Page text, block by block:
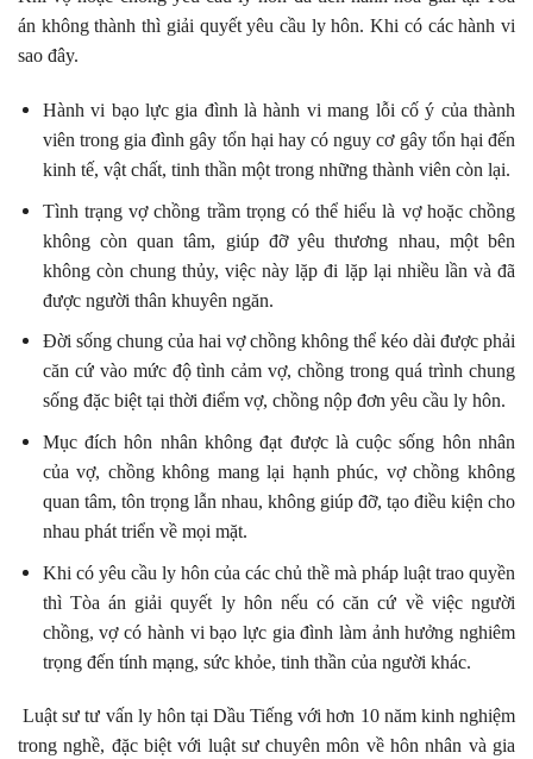
án không thành thì giải quyết yêu cầu ly hôn. Khi có các hành vi
sao đây.
Hành vi bạo lực gia đình là hành vi mang lỗi cố ý của thành
viên trong gia đình gây tổn hại hay có nguy cơ gây tổn hại đến
kinh tế, vật chất, tinh thần một trong những thành viên còn lại.
Tình trạng vợ chồng trầm trọng có thể hiểu là vợ hoặc chồng
không còn quan tâm, giúp đỡ yêu thương nhau, một bên
không còn chung thủy, việc này lặp đi lặp lại nhiều lần và đã
được người thân khuyên ngăn.
Đời sống chung của hai vợ chồng không thể kéo dài được phải
căn cứ vào mức độ tình cảm vợ, chồng trong quá trình chung
sống đặc biệt tại thời điểm vợ, chồng nộp đơn yêu cầu ly hôn.
Mục đích hôn nhân không đạt được là cuộc sống hôn nhân
của vợ, chồng không mang lại hạnh phúc, vợ chồng không
quan tâm, tôn trọng lẫn nhau, không giúp đỡ, tạo điều kiện cho
nhau phát triển về mọi mặt.
Khi có yêu cầu ly hôn của các chủ thề mà pháp luật trao quyền
thì Tòa án giải quyết ly hôn nếu có căn cứ về việc người
chồng, vợ có hành vi bạo lực gia đình làm ảnh hưởng nghiêm
trọng đến tính mạng, sức khỏe, tinh thần của người khác.
Luật sư tư vấn ly hôn tại Dầu Tiếng với hơn 10 năm kinh nghiệm
trong nghề, đặc biệt với luật sư chuyên môn về hôn nhân và gia